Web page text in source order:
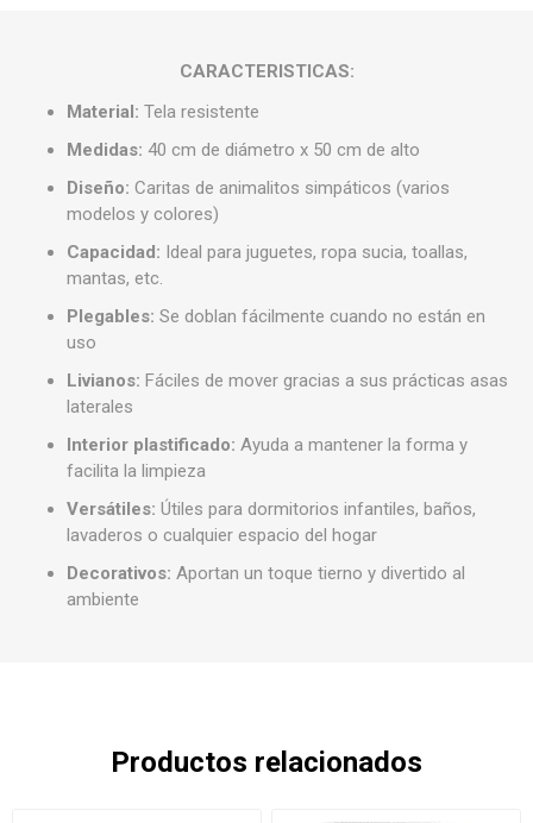
CARACTERISTICAS:
Material: Tela resistente
Medidas: 40 cm de diámetro x 50 cm de alto
Diseño: Caritas de animalitos simpáticos (varios
modelos y colores)
Capacidad: Ideal para juguetes, ropa sucia, toallas,
mantas, etc.
Plegables: Se doblan fácilmente cuando no están en
uso
Livianos: Fáciles de mover gracias a sus prácticas asas
laterales
Interior plastificado: Ayuda a mantener la forma y
facilita la limpieza
Versátiles: Útiles para dormitorios infantiles, baños,
lavaderos o cualquier espacio del hogar
Decorativos: Aportan un toque tierno y divertido al
ambiente
Productos relacionados